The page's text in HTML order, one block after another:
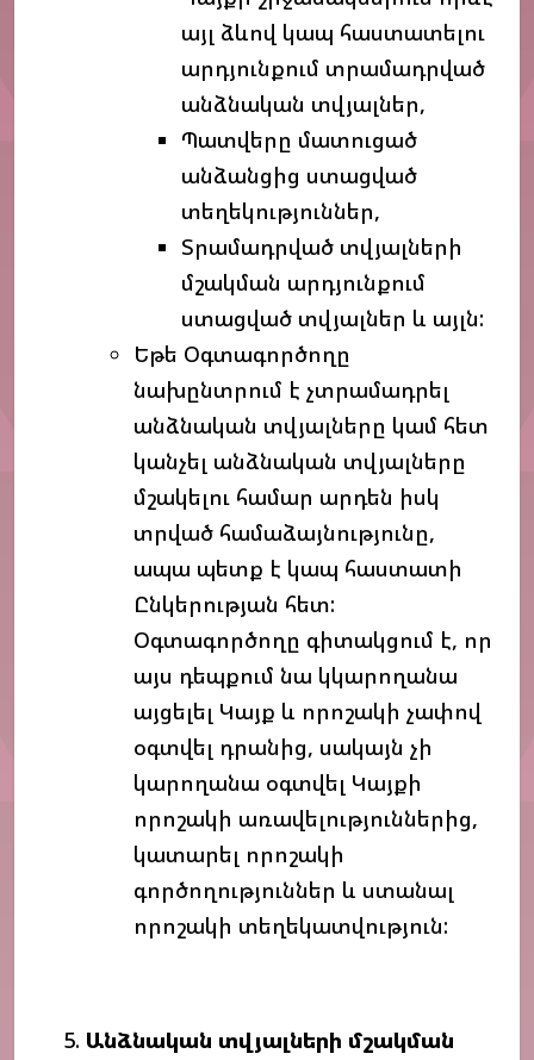
այլ ձևով կապ հաստատելու
արդյունքում տրամադրված
անձնական տվյալներ,
Պատվերը մատուցած
անձանցից ստացված
տեղեկություններ,
Տրամադրված տվյալների
մշակման արդյունքում
ստացված տվյալներ և այլն:
Եթե Օգտագործողը
նախընտրում է չտրամադրել
անձնական տվյալները կամ հետ
կանչել անձնական տվյալները
մշակելու համար արդեն իսկ
տրված համաձայնությունը,
ապա պետք է կապ հաստատի
Ընկերության հետ:
Օգտագործողը գիտակցում է, որ
այս դեպքում նա կկարողանա
այցելել Կայք և որոշակի չափով
օգտվել դրանից, սակայն չի
կարողանա օգտվել Կայքի
որոշակի առավելություններից,
կատարել որոշակի
գործողություններ և ստանալ
որոշակի տեղեկատվություն:
Անձնական տվյալների մշակման